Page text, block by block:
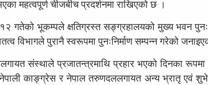
महत्वपूर्ण चीजबीच प्रदर्शनमा राखिएको छ ।
गतेको भूकम्पले क्षतिग्रस्त सङ्ग्रहालयको मुख्य भवन
विभागले पुरानै स्वरूपमा पुनःनिर्माण सम्पन्न गरेको
संस्थाले प्रजातन्त्रमाथि प्रहार भएको दिनका
काङ्ग्रेस र नेपाल तरुणदललगायत अन्य भ्रातृ एवं